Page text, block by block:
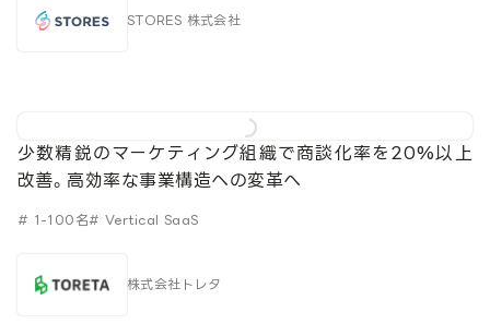
STORES 株式会社
少数精鋭のマーケティング組織で商談化率を20%以上
改善。高効率な事業構造への変革へ
# 1-100名# Vertical SaaS
株式会社トレタ